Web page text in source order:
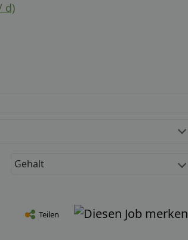
d)
Gehalt
Teilen